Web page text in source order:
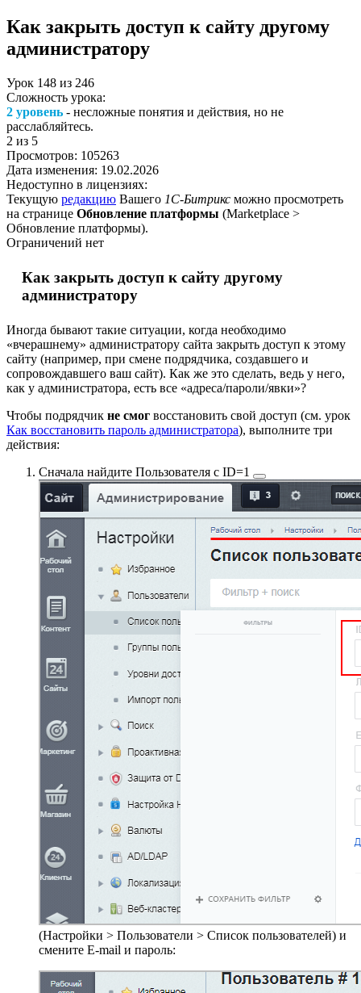
Как закрыть доступ к сайту другому
администратору
Урок 148 из 246
Сложность урока:
2 уровень - несложные понятия и действия, но не
расслабляйтесь.
2 из 5
Просмотров: 105263
Дата изменения: 19.02.2026
Недоступно в лицензиях:
Текущую редакцию Вашего 1С-Битрикс можно просмотреть
на странице Обновление платформы (Marketplace >
Обновление платформы).
Ограничений нет
Как закрыть доступ к сайту другому
администратору
Иногда бывают такие ситуации, когда необходимо
«вчерашнему» администратору сайта закрыть доступ к этому
сайту (например, при смене подрядчика, создавшего и
сопровождавшего ваш сайт). Как же это сделать, ведь у него,
как у администратора, есть все «адреса/пароли/явки»?
Чтобы подрядчик не смог восстановить свой доступ (см. урок
Как восстановить пароль администратора), выполните три
действия:
Сначала найдите Пользователя с ID=1
(Настройки > Пользователи > Список пользователей) и
смените E-mail и пароль: